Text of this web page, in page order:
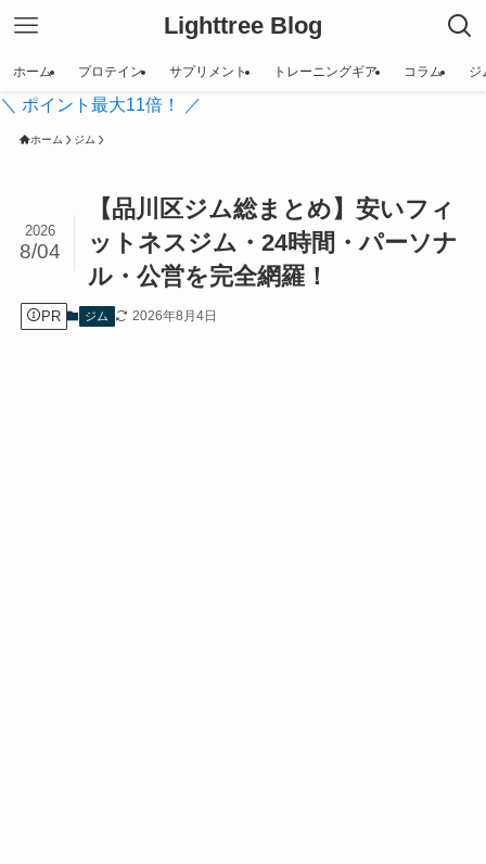
Lighttree Blog
ホーム プロテイン サプリメント トレーニングギア コラム ジ
＼ ポイント最大11倍！ ／
ホーム ジム
【品川区ジム総まとめ】安いフィ
ットネスジム・24時間・パーソナ
ル・公営を完全網羅！
2026
8/04
PR ジム 2026年8月4日